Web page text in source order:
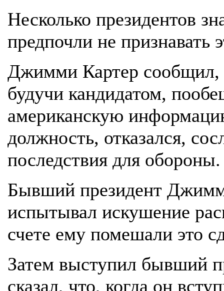
Несколько президентов
предпочли не признавать
Джимми Картер сообщил,
будучи кандидатом,
американскую
должность, отказался,
последствия для обороны.
Бывший президент
испытывал искушение
счете ему помешали это
Затем выступил бывший
сказал, что, когда он